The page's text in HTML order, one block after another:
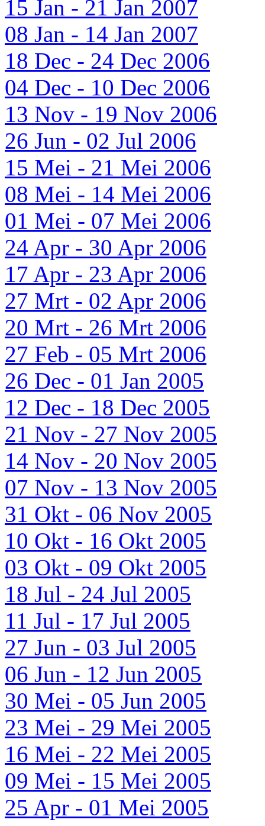
15 Jan - 21 Jan 2007
08 Jan - 14 Jan 2007
18 Dec - 24 Dec 2006
04 Dec - 10 Dec 2006
13 Nov - 19 Nov 2006
26 Jun - 02 Jul 2006
15 Mei - 21 Mei 2006
08 Mei - 14 Mei 2006
01 Mei - 07 Mei 2006
24 Apr - 30 Apr 2006
17 Apr - 23 Apr 2006
27 Mrt - 02 Apr 2006
20 Mrt - 26 Mrt 2006
27 Feb - 05 Mrt 2006
26 Dec - 01 Jan 2005
12 Dec - 18 Dec 2005
21 Nov - 27 Nov 2005
14 Nov - 20 Nov 2005
07 Nov - 13 Nov 2005
31 Okt - 06 Nov 2005
10 Okt - 16 Okt 2005
03 Okt - 09 Okt 2005
18 Jul - 24 Jul 2005
11 Jul - 17 Jul 2005
27 Jun - 03 Jul 2005
06 Jun - 12 Jun 2005
30 Mei - 05 Jun 2005
23 Mei - 29 Mei 2005
16 Mei - 22 Mei 2005
09 Mei - 15 Mei 2005
25 Apr - 01 Mei 2005